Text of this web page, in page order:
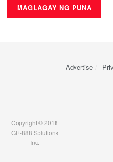
Advertise
Copyright © 2018
GR-888 Solutions
Inc.